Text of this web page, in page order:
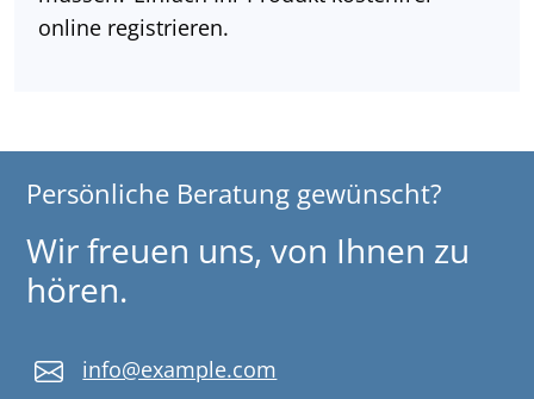
online registrieren.
Persönliche Beratung gewünscht?
Wir freuen uns, von Ihnen zu
hören.
info@example.com